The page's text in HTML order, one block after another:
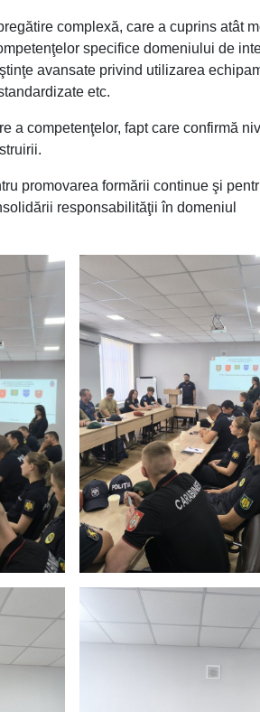
complexă, care a cuprins atât
specifice domeniului de
avansate privind utilizarea
etc.
a competenţelor, fapt care confirmă
promovarea formării continue şi
responsabilităţii în domeniul